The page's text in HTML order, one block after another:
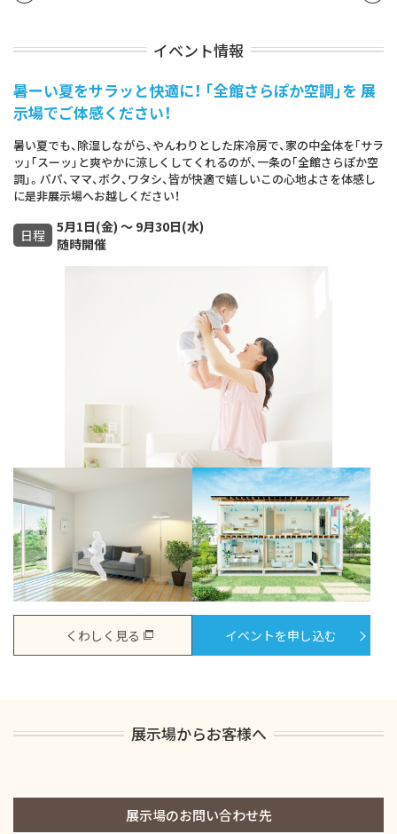
イベント情報
暑ーい夏をサラッと快適に！ ｢全館さらぽか空調｣を 展
示場でご体感ください！
暑い夏でも、除湿しながら、やんわりとした床冷房で、家の中全体を｢サラ
ッ｣｢スーッ｣と爽やかに涼しくしてくれるのが、一条の｢全館さらぽか空
調｣。パパ、ママ、ボク、ワタシ、皆が快適で嬉しいこの心地よさを体感し
に是非展示場へお越しください！
日程
5月1日(金) ～ 9月30日(水)
随時開催
くわしく見る イベントを申し込む
展示場からお客様へ
展示場のお問い合わせ先